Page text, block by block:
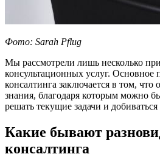
Фото: Sarah Pflug
Мы рассмотрели лишь несколько
консультационных услуг. Основное
консалтинга заключается в том,
знания, благодаря которым можно
решать текущие задачи и
Какие бывают
консалтинга